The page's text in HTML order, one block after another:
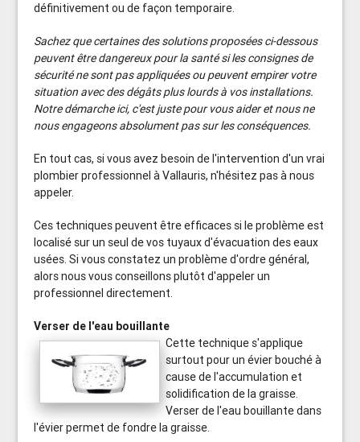
définitivement ou de façon temporaire.
Sachez que certaines des solutions proposées ci-dessous
peuvent être dangereux pour la santé si les consignes de
sécurité ne sont pas appliquées ou peuvent empirer votre
situation avec des dégâts plus lourds à vos installations.
Notre démarche ici, c'est juste pour vous aider et nous ne
nous engageons absolument pas sur les conséquences.
En tout cas, si vous avez besoin de l'intervention d'un vrai
plombier professionnel à Vallauris, n'hésitez pas à nous
appeler.
Ces techniques peuvent être efficaces si le problème est
localisé sur un seul de vos tuyaux d'évacuation des eaux
usées. Si vous constatez un problème d'ordre général,
alors nous vous conseillons plutôt d'appeler un
professionnel directement.
Verser de l'eau bouillante
Cette technique s'applique
surtout pour un évier bouché à
cause de l'accumulation et
solidification de la graisse.
Verser de l'eau bouillante dans
l'évier permet de fondre la graisse.